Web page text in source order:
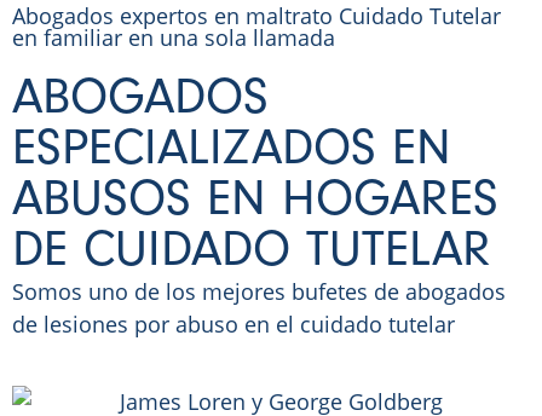
Abogados expertos en maltrato Cuidado Tutelar
en familiar en una sola llamada
ABOGADOS
ESPECIALIZADOS EN
ABUSOS EN HOGARES
DE CUIDADO TUTELAR
Somos uno de los mejores bufetes de abogados
de lesiones por abuso en el cuidado tutelar